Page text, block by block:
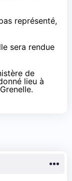
représenté,
sera rendue
de
lieu à